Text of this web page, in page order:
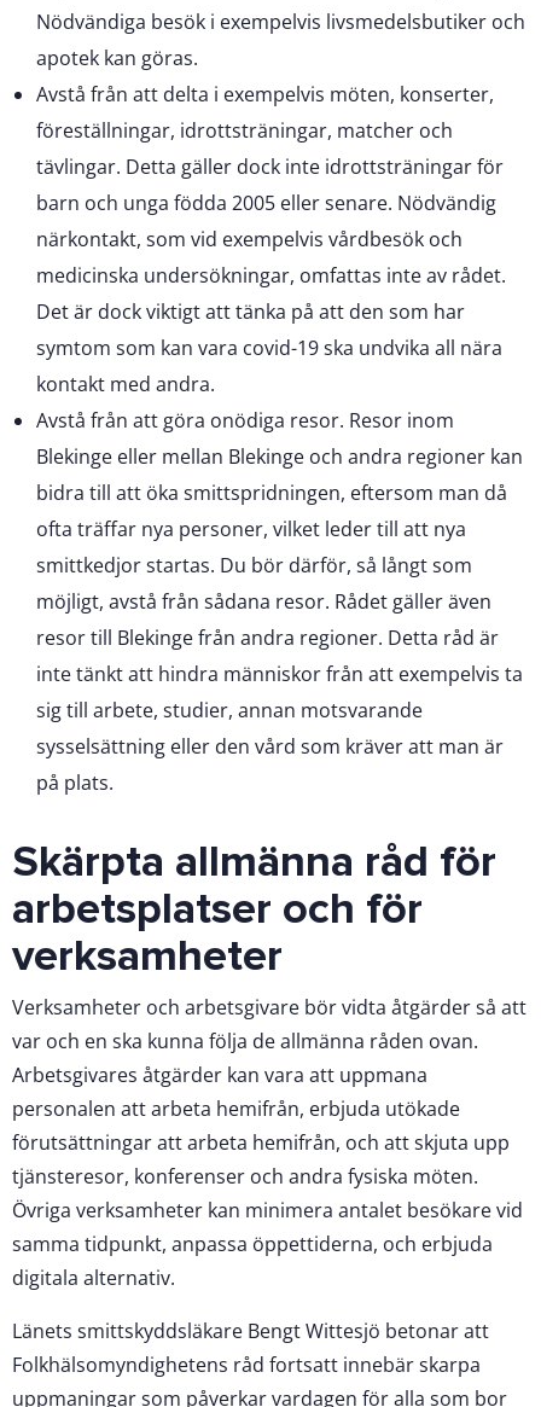
Nödvändiga besök i exempelvis livsmedelsbutiker och
apotek kan göras.
Avstå från att delta i exempelvis möten, konserter,
föreställningar, idrottsträningar, matcher och
tävlingar. Detta gäller dock inte idrottsträningar för
barn och unga födda 2005 eller senare. Nödvändig
närkontakt, som vid exempelvis vårdbesök och
medicinska undersökningar, omfattas inte av rådet.
Det är dock viktigt att tänka på att den som har
symtom som kan vara covid-19 ska undvika all nära
kontakt med andra.
Avstå från att göra onödiga resor. Resor inom
Blekinge eller mellan Blekinge och andra regioner kan
bidra till att öka smittspridningen, eftersom man då
ofta träffar nya personer, vilket leder till att nya
smittkedjor startas. Du bör därför, så långt som
möjligt, avstå från sådana resor. Rådet gäller även
resor till Blekinge från andra regioner. Detta råd är
inte tänkt att hindra människor från att exempelvis ta
sig till arbete, studier, annan motsvarande
sysselsättning eller den vård som kräver att man är
på plats.
Skärpta allmänna råd för
arbetsplatser och för
verksamheter
Verksamheter och arbetsgivare bör vidta åtgärder så att
var och en ska kunna följa de allmänna råden ovan.
Arbetsgivares åtgärder kan vara att uppmana
personalen att arbeta hemifrån, erbjuda utökade
förutsättningar att arbeta hemifrån, och att skjuta upp
tjänsteresor, konferenser och andra fysiska möten.
Övriga verksamheter kan minimera antalet besökare vid
samma tidpunkt, anpassa öppettiderna, och erbjuda
digitala alternativ.
Länets smittskyddsläkare Bengt Wittesjö betonar att
Folkhälsomyndighetens råd fortsatt innebär skarpa
uppmaningar som påverkar vardagen för alla som bor